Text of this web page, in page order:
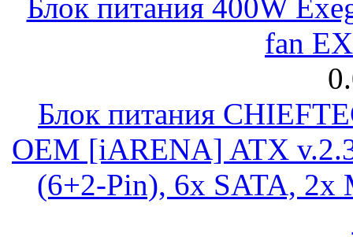
Блок питания 400W
fan
Блок питания
OEM [iARENA] ATX
(6+2-Pin), 6x SATA, 2x